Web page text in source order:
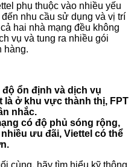
phụ thuộc vào nhiều yếu
nhu cầu sử dụng và vị trí
hai nhà mạng đều không
vụ và tung ra nhiều gói
hàng.
ổn định và dịch vụ
là ở khu vực thành thị, FPT
nhắc.
có độ phủ sóng rộng,
ưu đãi, Viettel có thể
cùng, hãy tìm hiểu kỹ thông